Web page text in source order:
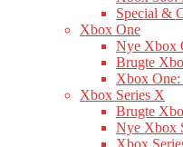
Special &
Xbox One
Nye Xbox
Brugte
Xbox
Xbox Series X
Brugte
Nye Xbox